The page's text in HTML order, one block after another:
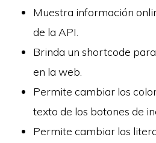
Muestra información
de la API.
Brinda un shortcode
en la web.
Permite cambiar los
texto de los botones de
Permite cambiar los